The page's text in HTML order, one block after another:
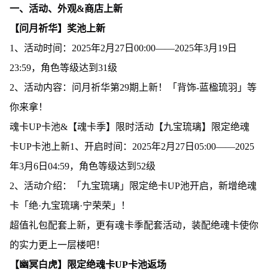
一、活动、外观&商店上新
【问月祈华】奖池上新
1、活动时间：2025年2月27日00:00——2025年3月19日
23:59，角色等级达到31级
2、活动内容：问月祈华第29期上新！「背饰-蓝楹琉羽」等
你来拿！
魂卡UP卡池&【魂卡季】限时活动【九宝琉璃】限定绝魂
卡UP卡池上新1、开启时间：2025年2月27日05:00——2025
年3月6日04:59，角色等级达到52级
2、活动介绍：「九宝琉璃」限定绝卡UP池开启，新增绝魂
卡「绝·九宝琉璃·宁荣荣」！
超值礼包配套上新，更有魂卡季配套活动，装配绝魂卡使你
的实力更上一层楼吧！
【幽冥白虎】限定绝魂卡UP卡池返场